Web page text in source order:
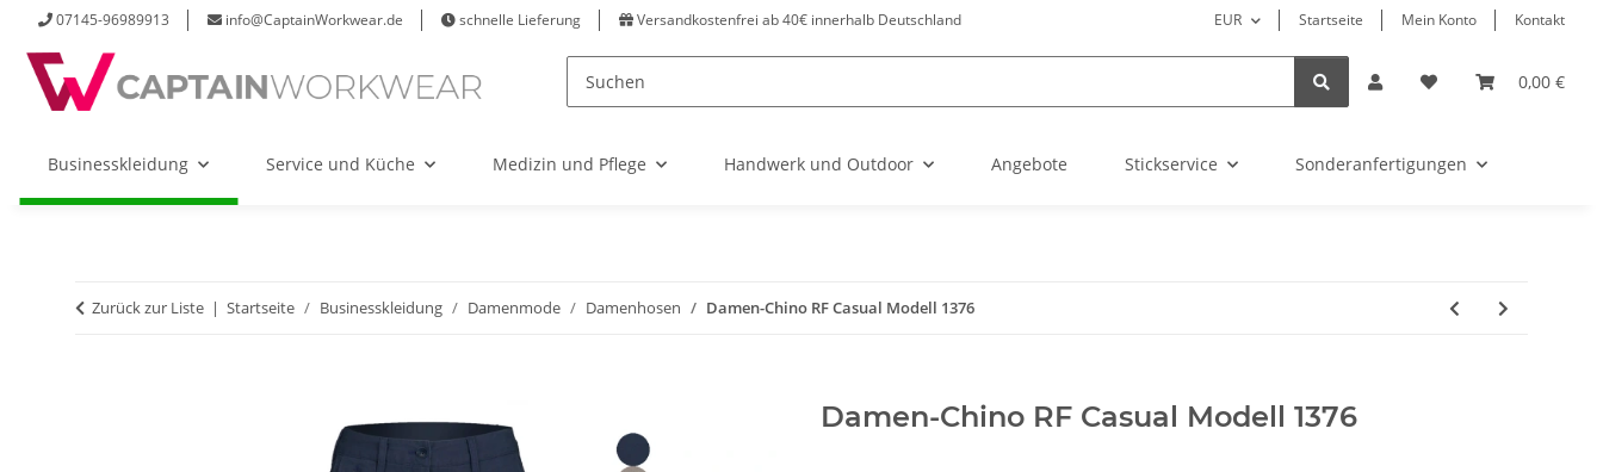
EUR Startseite Mein Konto Kontakt
07145-96989913 info@CaptainWorkwear.de schnelle Lieferung Versandkostenfrei ab 40€ innerhalb Deutschland
0,00 €
Businesskleidung Service und Küche Medizin und Pflege Handwerk und Outdoor Angebote Stickservice Sonderanfertigungen
Zurück zur Liste Startseite Businesskleidung Damenmode Damenhosen Damen-Chino RF Casual Modell 1376
Damen-Chino RF Casual Modell 1376